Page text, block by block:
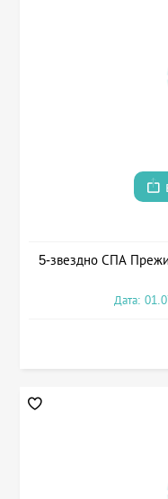
5-звездно СПА
Дата: